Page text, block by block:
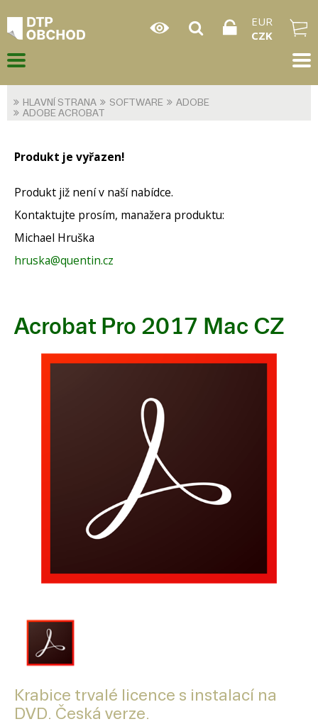
EUR
CZK
HLAVNÍ STRANA SOFTWARE
ADOBE
ADOBE ACROBAT
Produkt je vyřazen!
Produkt již není v naší nabídce.
Kontaktujte prosím, manažera produktu:
Michael Hruška
hruska@quentin.cz
Acrobat Pro 2017 Mac CZ
Krabice trvalé licence s instalací na
DVD. Česká verze.